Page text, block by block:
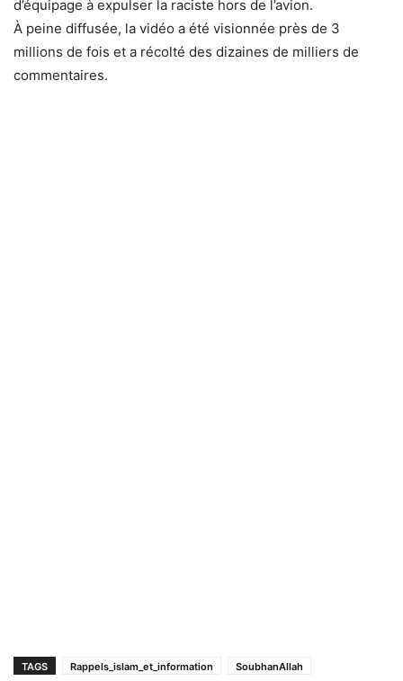
d’équipage à expulser la raciste hors de l’avion.
À peine diffusée, la vidéo a été visionnée près de 3
millions de fois et a récolté des dizaines de milliers de
commentaires.
TAGS Rappels_islam_et_information SoubhanAllah